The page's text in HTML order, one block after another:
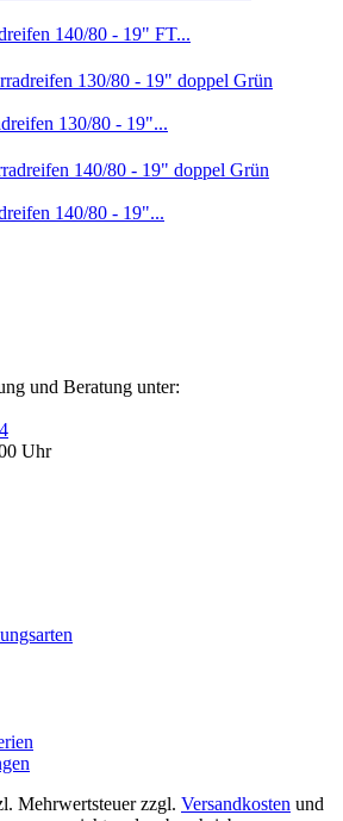
140/80 - 19" FT...
130/80 - 19"...
140/80 - 19"...
und Beratung unter:
Uhr
Mehrwertsteuer zzgl. Versandkosten und